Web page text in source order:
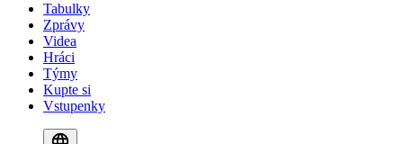
Tabulky
Zprávy
Videa
Hráci
Týmy
Kupte si
Vstupenky